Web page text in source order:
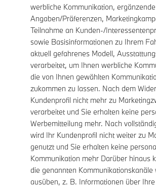
werbliche Kommunikation,
Angaben/Präferenzen,
Teilnahme an Kunden-/
sowie Basisinformationen zu Ihrem
aktuell gefahrenes Modell,
verarbeitet, um Ihnen werbliche
die von Ihnen gewählten
zukommen zu lassen. Nach dem
Kundenprofil nicht mehr zu
verarbeitet und Sie erhalten keine
Werbemitteilung mehr. Nach
wird Ihr Kundenprofil nicht weiter zu
genutzt und Sie erhalten keine
Kommunikation mehr Darüber hinaus
die genannten Kommunikationskanäle
ausüben, z. B. Informationen über